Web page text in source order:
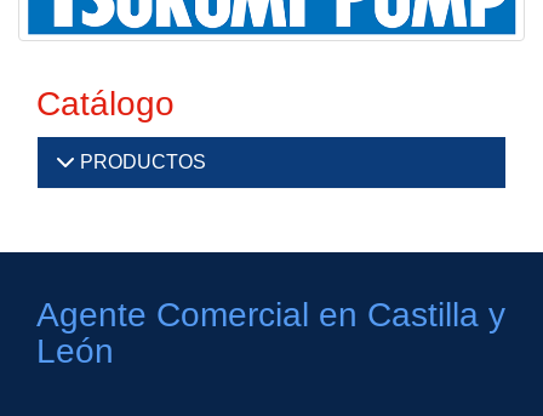
Catálogo
PRODUCTOS
Agente Comercial en Castilla y
León